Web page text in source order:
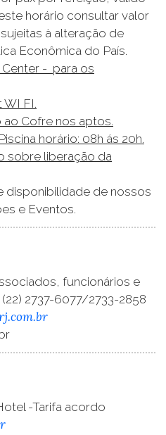
horário consultar valor
à alteração de
Econômica do País.
- para os
WI FI.
Cofre nos aptos.
horário: 08h ás 20h.
sobre liberação da
disponibilidade de nossos
e Eventos.
funcionários e
2737-6077/2733-2858
-Tarifa acordo